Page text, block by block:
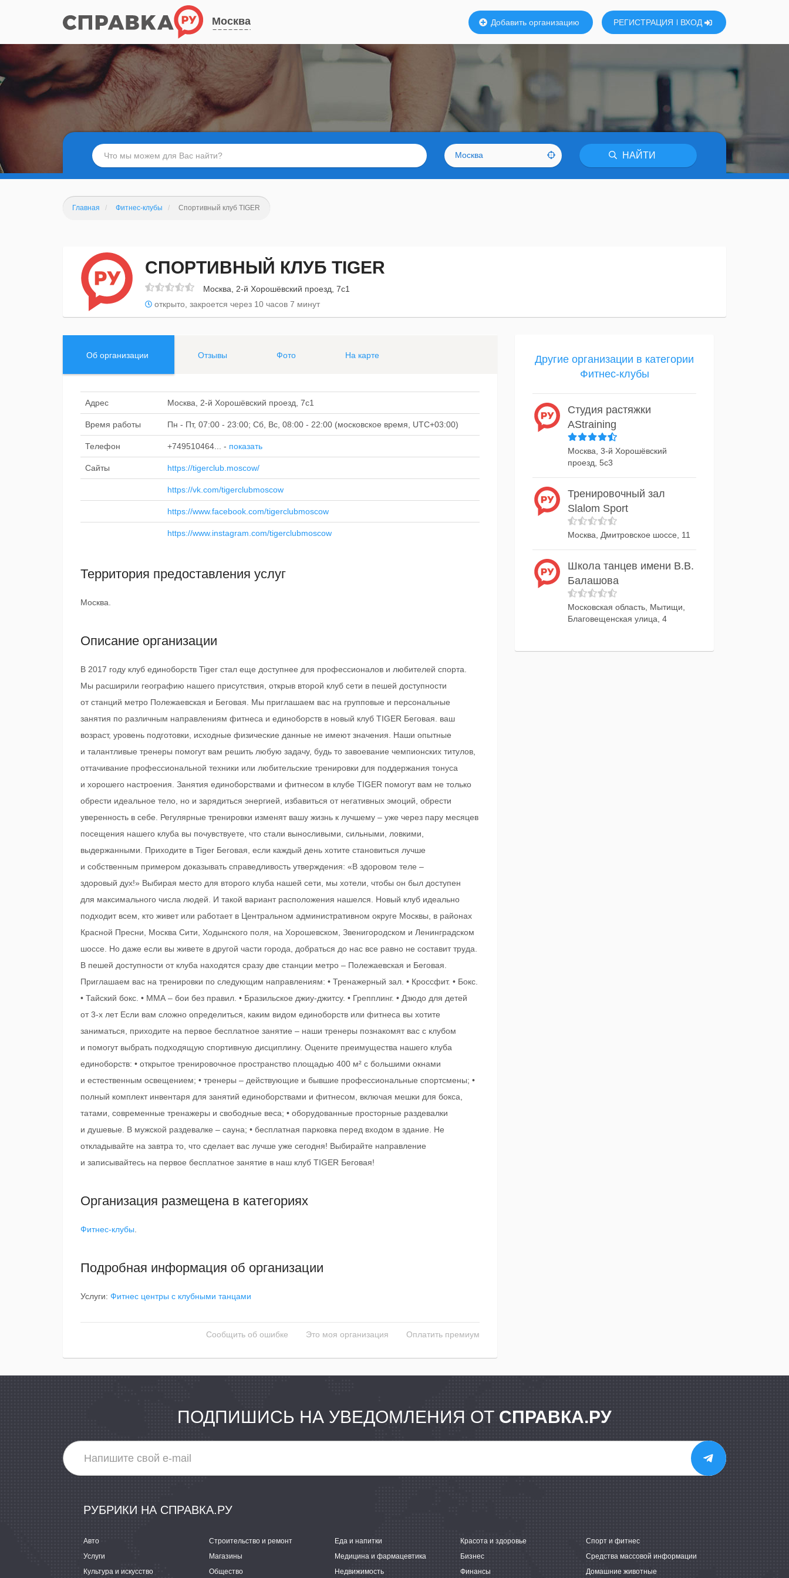
Москва Добавить организацию РЕГИСТРАЦИЯ ВХОД
Москва НАЙТИ
Главная Фитнес-клубы Спортивный клуб TIGER
СПОРТИВНЫЙ КЛУБ TIGER
Москва, 2-й Хорошёвский проезд, 7с1
открыто, закроется через 10 часов 7 минут
Об организации Отзывы Фото На карте
Адрес Москва, 2-й Хорошёвский проезд, 7с1
Время работы Пн - Пт, 07:00 - 23:00; Сб, Вс, 08:00 - 22:00 (московское время, UTC+03:00)
Телефон +749510464... - показать
Сайты https://tigerclub.moscow/
https://vk.com/tigerclubmoscow
https://www.facebook.com/tigerclubmoscow
https://www.instagram.com/tigerclubmoscow
Территория предоставления услуг
Москва.
Описание организации
В 2017 году клуб единоборств Tiger стал еще доступнее для профессионалов и любителей спорта.
Мы расширили географию нашего присутствия, открыв второй клуб сети в пешей доступности
от станций метро Полежаевская и Беговая. Мы приглашаем вас на групповые и персональные
занятия по различным направлениям фитнеса и единоборств в новый клуб TIGER Беговая. ваш
возраст, уровень подготовки, исходные физические данные не имеют значения. Наши опытные
и талантливые тренеры помогут вам решить любую задачу, будь то завоевание чемпионских титулов,
оттачивание профессиональной техники или любительские тренировки для поддержания тонуса
и хорошего настроения. Занятия единоборствами и фитнесом в клубе TIGER помогут вам не только
обрести идеальное тело, но и зарядиться энергией, избавиться от негативных эмоций, обрести
уверенность в себе. Регулярные тренировки изменят вашу жизнь к лучшему – уже через пару месяцев
посещения нашего клуба вы почувствуете, что стали выносливыми, сильными, ловкими,
выдержанными. Приходите в Tiger Беговая, если каждый день хотите становиться лучше
и собственным примером доказывать справедливость утверждения: «В здоровом теле –
здоровый дух!» Выбирая место для второго клуба нашей сети, мы хотели, чтобы он был доступен
для максимального числа людей. И такой вариант расположения нашелся. Новый клуб идеально
подходит всем, кто живет или работает в Центральном административном округе Москвы, в районах
Красной Пресни, Москва Сити, Ходынского поля, на Хорошевском, Звенигородском и Ленинградском
шоссе. Но даже если вы живете в другой части города, добраться до нас все равно не составит труда.
В пешей доступности от клуба находятся сразу две станции метро – Полежаевская и Беговая.
Приглашаем вас на тренировки по следующим направлениям: • Тренажерный зал. • Кроссфит. • Бокс.
• Тайский бокс. • ММА – бои без правил. • Бразильское джиу-джитсу. • Грепплинг. • Дзюдо для детей
от 3-х лет Если вам сложно определиться, каким видом единоборств или фитнеса вы хотите
заниматься, приходите на первое бесплатное занятие – наши тренеры познакомят вас с клубом
и помогут выбрать подходящую спортивную дисциплину. Оцените преимущества нашего клуба
единоборств: • открытое тренировочное пространство площадью 400 м² с большими окнами
и естественным освещением; • тренеры – действующие и бывшие профессиональные спортсмены; •
полный комплект инвентаря для занятий единоборствами и фитнесом, включая мешки для бокса,
татами, современные тренажеры и свободные веса; • оборудованные просторные раздевалки
и душевые. В мужской раздевалке – сауна; • бесплатная парковка перед входом в здание. Не
откладывайте на завтра то, что сделает вас лучше уже сегодня! Выбирайте направление
и записывайтесь на первое бесплатное занятие в наш клуб TIGER Беговая!
Организация размещена в категориях
Фитнес-клубы
Подробная информация об организации
Услуги: Фитнес центры с клубными танцами
Сообщить об ошибке Это моя организация Оплатить премиум
Другие организации в категории
Фитнес-клубы
Студия растяжки
AStraining
Москва, 3-й Хорошёвский
проезд, 5с3
Тренировочный зал
Slalom Sport
Москва, Дмитровское шоссе, 11
Школа танцев имени В.В.
Балашова
Московская область, Мытищи,
Благовещенская улица, 4
ПОДПИШИСЬ НА УВЕДОМЛЕНИЯ ОТ СПРАВКА.РУ
РУБРИКИ НА СПРАВКА.РУ
Авто Строительство и ремонт Еда и напитки Красота и здоровье
Спорт и фитнес
Услуги
Магазины Медицина и фармацевтика Бизнес
Средства массовой информации
Культура и искусство
Общество Недвижимость Финансы Домашние животные